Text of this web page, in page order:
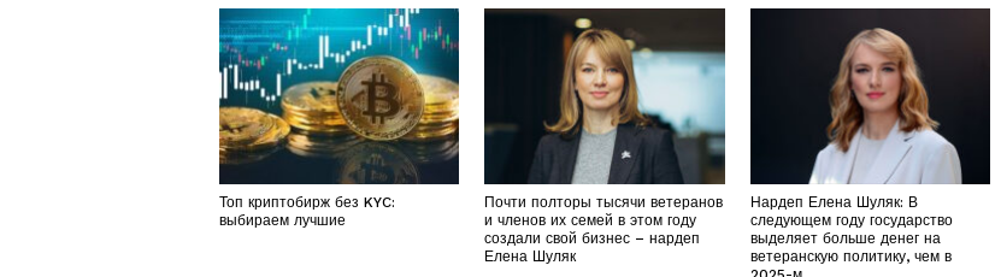
Топ криптобирж без KYC:
выбираем лучшие
Почти полторы тысячи ветеранов
и членов их семей в этом году
создали свой бизнес – нардеп
Елена Шуляк
Нардеп Елена Шуляк: В
следующем году государство
выделяет больше денег на
ветеранскую политику, чем в